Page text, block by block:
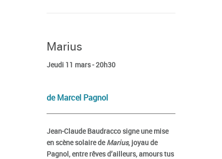
Marius
Jeudi 11 mars - 20h30
de Marcel Pagnol
Jean-Claude Baudracco signe une mise
en scène solaire deMarius, joyau de
Pagnol, entre rêves d’ailleurs, amours tus